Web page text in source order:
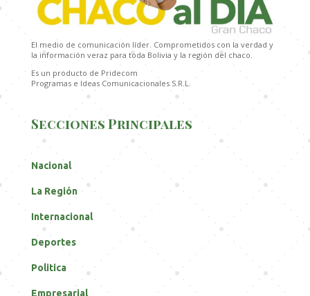
El medio de comunicación líder. Comprometidos con la verdad y
la información veraz para toda Bolivia y la región del chaco.
Es un producto de Pridecom
Programas e Ideas Comunicacionales S.R.L.
Secciones Principales
Nacional
La Región
Internacional
Deportes
Politica
Empresarial